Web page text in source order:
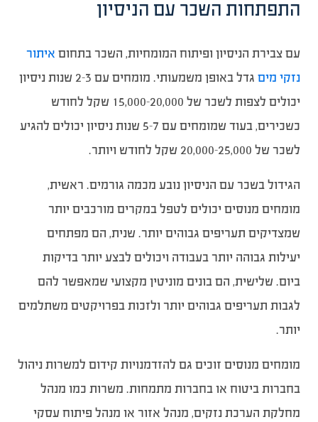
התפתחות השכר עם הניסיון
עם צבירת הניסיון ופיתוח המומחיות, השכר בתחום איתור
נזקי מים
גדל באופן משמעותי. מומחים עם 2-3 שנות ניסיון
יכולים לצפות לשכר של 15,000-20,000 שקל לחודש
כשכירים, בעוד שמומחים עם 5-7 שנות ניסיון יכולים להגיע
לשכר של 20,000-25,000 שקל לחודש ויותר.
הגידול בשכר עם הניסיון נובע מכמה גורמים. ראשית,
מומחים מנוסים יכולים לטפל במקרים מורכבים יותר
שמצדיקים תעריפים גבוהים יותר. שנית, הם מפתחים
יעילות גבוהה יותר בעבודה ויכולים לבצע יותר בדיקות
ביום. שלישית, הם בונים מוניטין מקצועי שמאפשר להם
לגבות תעריפים גבוהים יותר ולזכות בפרויקטים משתלמים
יותר.
מומחים מנוסים זוכים גם להזדמנויות קידום למשרות ניהול
בחברות ביטוח או בחברות מתמחות. משרות כמו מנהל
מחלקת הערכת נזקים, מנהל אזור או מנהל פיתוח עסקי